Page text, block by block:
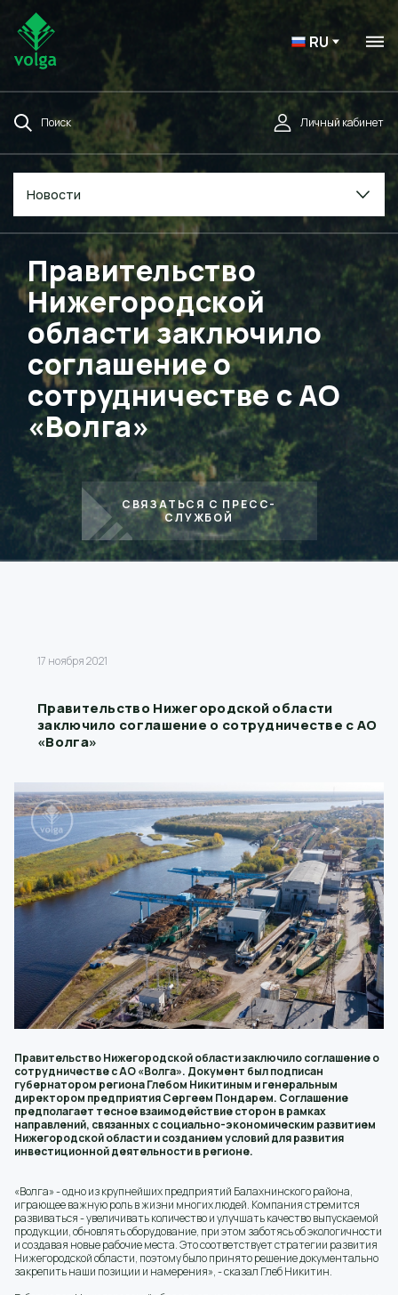
RU
Поиск Личный кабинет
Новости
Правительство
Нижегородской
области заключило
соглашение о
сотрудничестве с АО
«Волга»
СВЯЗАТЬСЯ С ПРЕСС-
СЛУЖБОЙ
17 ноября 2021
Правительство Нижегородской области
заключило соглашение о сотрудничестве с АО
«Волга»
Правительство Нижегородской области заключило соглашение о
сотрудничестве с АО «Волга». Документ был подписан
губернатором региона Глебом Никитиным и генеральным
директором предприятия Сергеем Пондарем. Соглашение
предполагает тесное взаимодействие сторон в рамках
направлений, связанных с социально-экономическим развитием
Нижегородской области и созданием условий для развития
инвестиционной деятельности в регионе.
«Волга» - одно из крупнейших предприятий Балахнинского района,
играющее важную роль в жизни многих людей. Компания стремится
развиваться - увеличивать количество и улучшать качество выпускаемой
продукции, обновлять оборудование, при этом заботясь об экологичности
и создавая новые рабочие места. Это соответствует стратегии развития
Нижегородской области, поэтому было принято решение документально
закрепить наши позиции и намерения», - сказал Глеб Никитин.